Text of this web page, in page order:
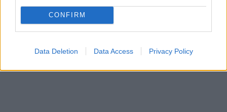
CONFIRM
Data Deletion Data Access Privacy Policy